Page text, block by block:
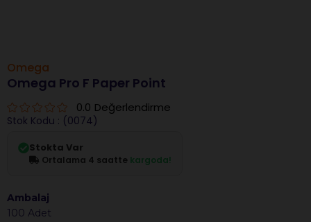
Omega
Omega Pro F Paper Point
0.0 Değerlendirme
Stok Kodu (0074)
Stokta Var
Ortalama 4 saatte kargoda!
Ambalaj
100 Adet